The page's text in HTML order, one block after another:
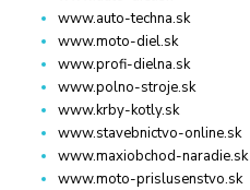
www.auto-techna.sk
www.moto-diel.sk
www.profi-dielna.sk
www.polno-stroje.sk
www.krby-kotly.sk
www.stavebnictvo-online.sk
www.maxiobchod-naradie.sk
www.moto-prislusenstvo.sk